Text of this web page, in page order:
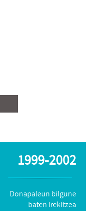
1999-2002
Donapaleun bilgune
baten irekitzea